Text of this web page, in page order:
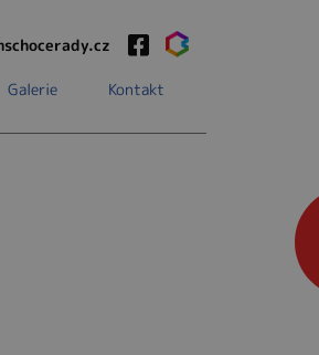
Galerie Kontakt